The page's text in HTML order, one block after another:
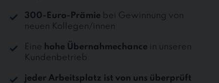
300-Euro-Prämie bei Gewinnung von
neuen Kollegen/innen
Eine hohe Übernahmechance in unseren
Kundenbetrieb
jeder Arbeitsplatz ist von uns überprüft